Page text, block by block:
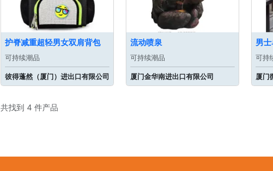
护脊减重超轻男女双肩背包
可持续潮品
彼得蓬然（厦门）进出口有限公司
流动喷泉
可持续潮品
厦门金华南进出口有限公司
男
可持
厦门
共找到 4 件产品